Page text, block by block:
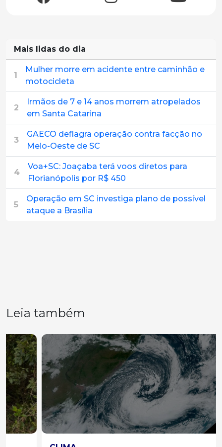
Mais lidas do dia
1
Mulher morre em acidente entre caminhão e
motocicleta
2
Irmãos de 7 e 14 anos morrem atropelados
em Santa Catarina
3
GAECO deflagra operação contra facção no
Meio-Oeste de SC
4
Voa+SC: Joaçaba terá voos diretos para
Florianópolis por R$ 450
5
Operação em SC investiga plano de possível
ataque a Brasília
Leia também